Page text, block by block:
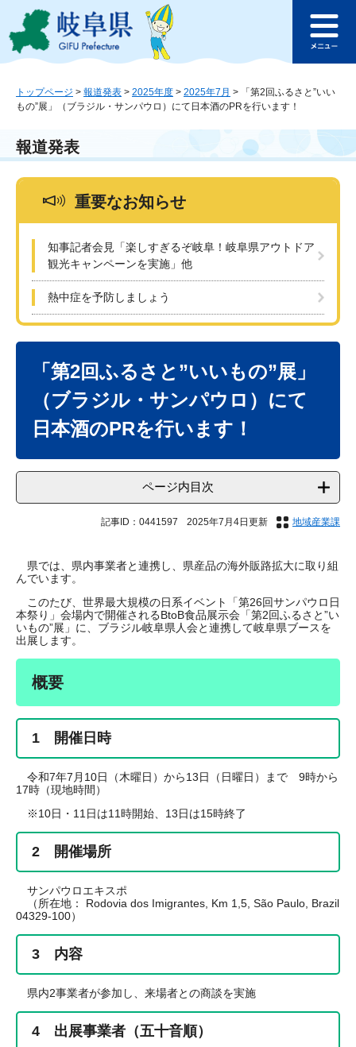
ジ
ュ
本
このページの本文へ
ュ
トップページ > 報道発表 > 2025年度 > 2025年7月 >
「第2回ふるさと”いい
もの”展」（ブラジル・サンパウロ）にて日本酒のPRを行います！
報道発表
重要なお知らせ
知事記者会見「楽しすぎるぞ岐阜！岐阜県アウトドア
観光キャンペーンを実施」他
熱中症を予防しましょう
「第2回ふるさと”いいもの”展」
（ブラジル・サンパウロ）にて
日本酒のPRを行います！
ページ内目次
記事ID：0441597 2025年7月4日更新 地域産業課
県では、県内事業者と連携し、県産品の海外販路拡大に取り組
んでいます。
このたび、世界最大規模の日系イベント「第26回サンパウロ日
本祭り」会場内で開催されるBtoB食品展示会「第2回ふるさと”い
いもの”展」に、ブラジル岐阜県人会と連携して岐阜県ブースを
出展します。
概要
1 開催日時
令和7年7月10日（木曜日）から13日（日曜日）まで 9時から
17時（現地時間）
※10日・11日は11時開始、13日は15時終了
2 開催場所
サンパウロエキスポ
（所在地： Rodovia dos Imigrantes, Km 1,5, São Paulo, Brazil
04329-100）
3 内容
県内2事業者が参加し、来場者との商談を実施
4 出展事業者（五十音順）